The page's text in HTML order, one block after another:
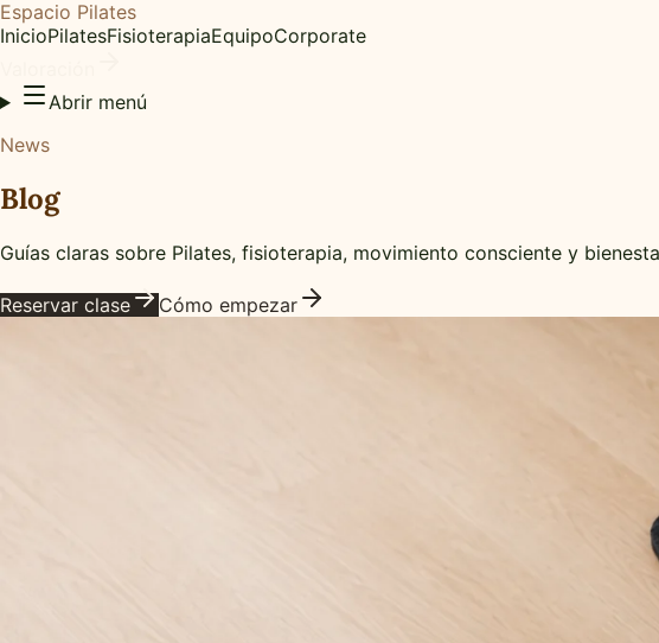
Espacio Pilates
InicioPilatesFisioterapiaEquipoCorporate
Abrir menú
News
Blog
Guías claras sobre Pilates, fisioterapia, movimiento consciente y
Reservar clase Cómo empezar